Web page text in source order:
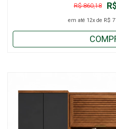
R$ 860,18
em até 12x de R$